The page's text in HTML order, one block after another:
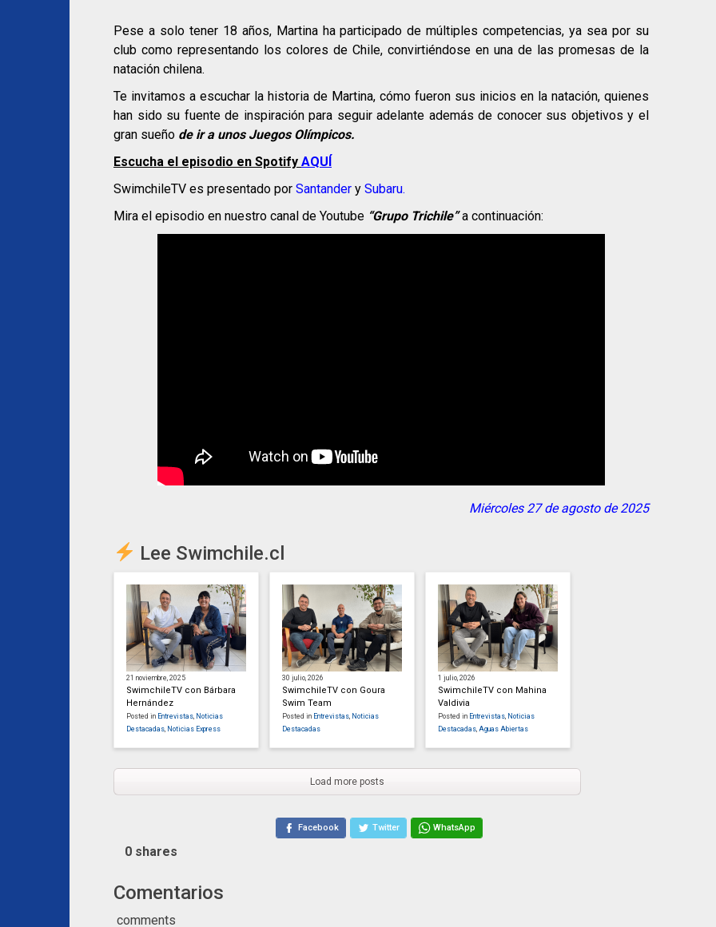
Pese a solo tener 18 años, Martina ha participado de múltiples competencias, ya sea por su
club como representando los colores de Chile, convirtiéndose en una de las promesas de la
natación chilena.
Te invitamos a escuchar la historia de Martina, cómo fueron sus inicios en la natación, quienes
han sido su fuente de inspiración para seguir adelante además de conocer sus objetivos y el
gran sueño de ir a unos Juegos Olímpicos.
Escucha el episodio en Spotify AQUÍ
SwimchileTV es presentado por Santander y Subaru.
Mira el episodio en nuestro canal de Youtube “Grupo Trichile”a continuación:
Miércoles 27 de agosto de 2025
Lee Swimchile.cl
21 noviembre, 2025
SwimchileTV con Bárbara
Hernández
Posted in Entrevistas Noticias
Destacadas Noticias Express
30 julio, 2026
SwimchileTV con Goura
Swim Team
Posted in Entrevistas Noticias
Destacadas
1 julio, 2026
SwimchileTV con Mahina
Valdivia
Posted in Entrevistas Noticias
Destacadas Aguas Abiertas
Load more posts
Facebook Twitter WhatsApp
0 shares
Comentarios
comments